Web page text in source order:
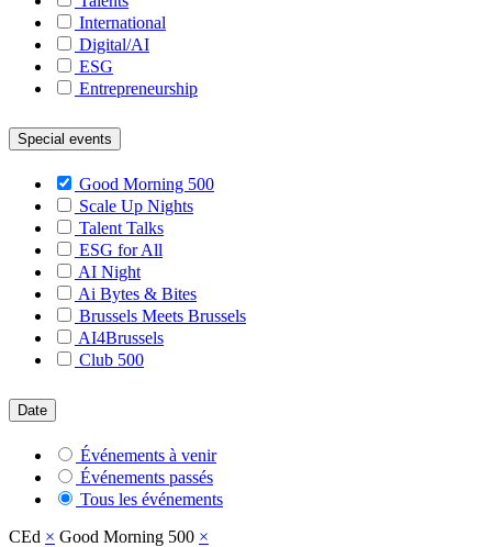
International
Digital/AI
ESG
Entrepreneurship
Special events
Good Morning 500
Scale Up Nights
Talent Talks
ESG for All
AI Night
Ai Bytes & Bites
Brussels Meets Brussels
AI4Brussels
Club 500
Date
Événements à venir
Événements passés
Tous les événements
CEd × Good Morning 500 ×